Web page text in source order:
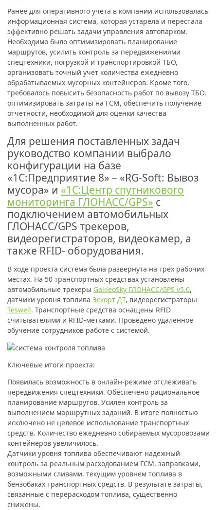
Ранее для оперативного учета в компании использовалась
информационная система, которая устарела и перестала
эффективно решать задачи управления автопарком.
Необходимо было оптимизировать планирование
маршрутов, усилить контроль за передвижениями
спецтехники, погрузкой и транспортировкой ТБО,
организовать точный учет количества ежедневно
обрабатываемых мусорных контейнеров. Кроме того,
требовалось повысить безопасность работ по вывозу ТБО,
оптимизировать затраты на ГСМ, обеспечить получение
отчетности, необходимой для оценки качества
выполненных работ.
Для решения поставленных задач
руководство компании выбрало
конфигурации на базе
«1С:Предприятие 8» – «RG-Soft: Вывоз
мусора» и «1С:Центр спутникового
мониторинга ГЛОНАСС/GPS» с
подключением автомобильных
ГЛОНАСС/GPS трекеров,
видеорегистраторов, видеокамер, а
также RFID- оборудования.
В ходе проекта система была развернута на трех рабочих
местах. На 50 транспортных средствах установлены
автомобильные трекеры GalileoSky ГЛОНАСС/GPS v5.0,
датчики уровня топлива Эскорт ДТ, видеорегистраторы
Teswell. Транспортные средства оснащены RFID
считывателями и RFID-метками. Проведено удаленное
обучение сотрудников работе с системой.
Ключевые итоги проекта:
Появилась возможность в онлайн-режиме отслеживать
передвижения спецтехники. Обеспечено рациональное
планирование маршрутов. Усилен контроль за
выполнением маршрутных заданий. В итоге полностью
исключено не целевое использование транспортных
средств. Количество ежедневно собираемых мусоровозами
контейнеров увеличилось.
Датчики уровня топлива обеспечивают надежный
контроль за реальным расходованием ГСМ, заправками,
возможными сливами, текущим уровнем топлива в
бензобаках транспортных средств. В результате затраты,
связанные с перерасходом топлива, существенно
снижены.